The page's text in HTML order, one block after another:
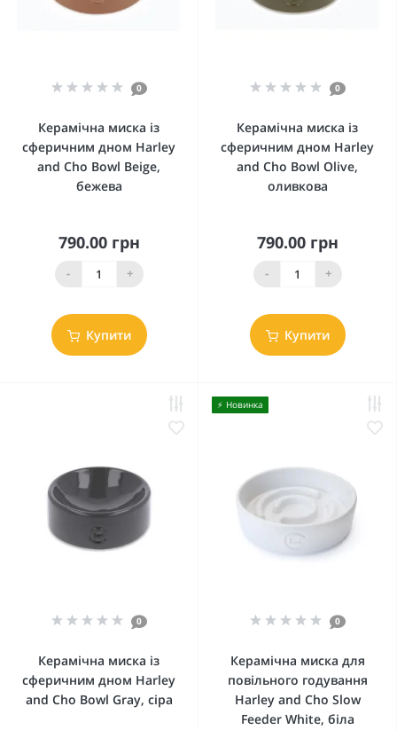
0
Керамічна миска із
сферичним дном Harley
and Cho Bowl Beige,
бежева
790.00 грн
- +
Купити
0
Керамічна миска із
сферичним дном Harley
and Cho Bowl Olive,
оливкова
790.00 грн
- +
Купити
0
Керамічна миска із
сферичним дном Harley
and Cho Bowl Gray, сіра
⚡️ Новинка
0
Керамічна миска для
повільного годування
Harley and Cho Slow
Feeder White, біла